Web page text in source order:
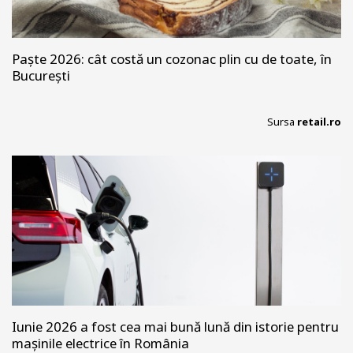
Paște 2026: cât costă un cozonac plin cu de toate, în
București
Sursa retail.ro
Iunie 2026 a fost cea mai bună lună din istorie pentru
mașinile electrice în România